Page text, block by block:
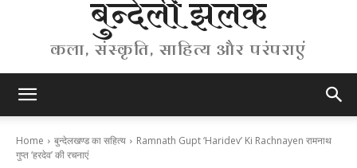
बुन्देली झलक
कला, संस्कृति, साहित्य और परंपराएं
Home बुन्देलखण्ड का सहित्य
Ramnath Gupt ‘Haridev’ Ki Rachnayen रामनाथ
गुप्त ‘हरदेव’ की रचनाएं